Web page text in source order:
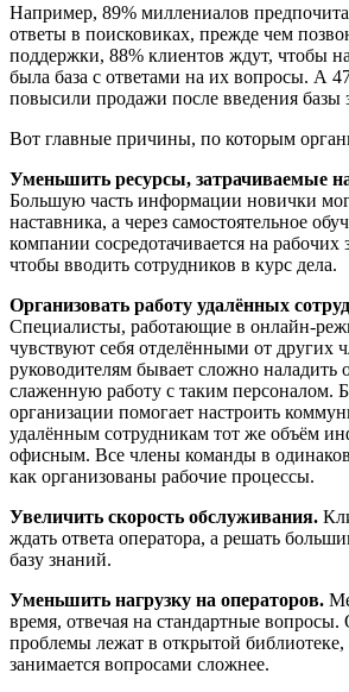
Например, 89% миллениалов
ответы в поисковиках, прежде чем
поддержки, 88% клиентов ждут, чтобы
была база с ответами на их вопросы. А
повысили продажи после введения базы
Вот главные причины, по которым
Уменьшить ресурсы, затрачиваемые
Большую часть информации новички
наставника, а через самостоятельное
компании сосредотачивается на рабочих
чтобы вводить сотрудников в курс дела.
Организовать работу удалённых
Специалисты, работающие в онлайн-
чувствуют себя отделёнными от других
руководителям бывает сложно наладить
слаженную работу с таким персоналом.
организации помогает настроить
удалённым сотрудникам тот же объём
офисным. Все члены команды в
как организованы рабочие процессы.
Увеличить скорость обслуживания.
ждать ответа оператора, а решать
базу знаний.
Уменьшить нагрузку на операторов.
время, отвечая на стандартные
проблемы лежат в открытой библиотеке,
занимается вопросами сложнее.